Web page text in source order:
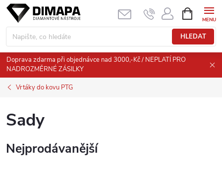
Přejít
obsah
HLEDAT
NÁKUPNÍ
KOŠÍK
Doprava zdarma při objednávce nad 3000,-Kč / NEPLATÍ PRO
NADROZMĚRNÉ ZÁSILKY
Vrtáky do kovu PTG
Sady
Nejprodávanější